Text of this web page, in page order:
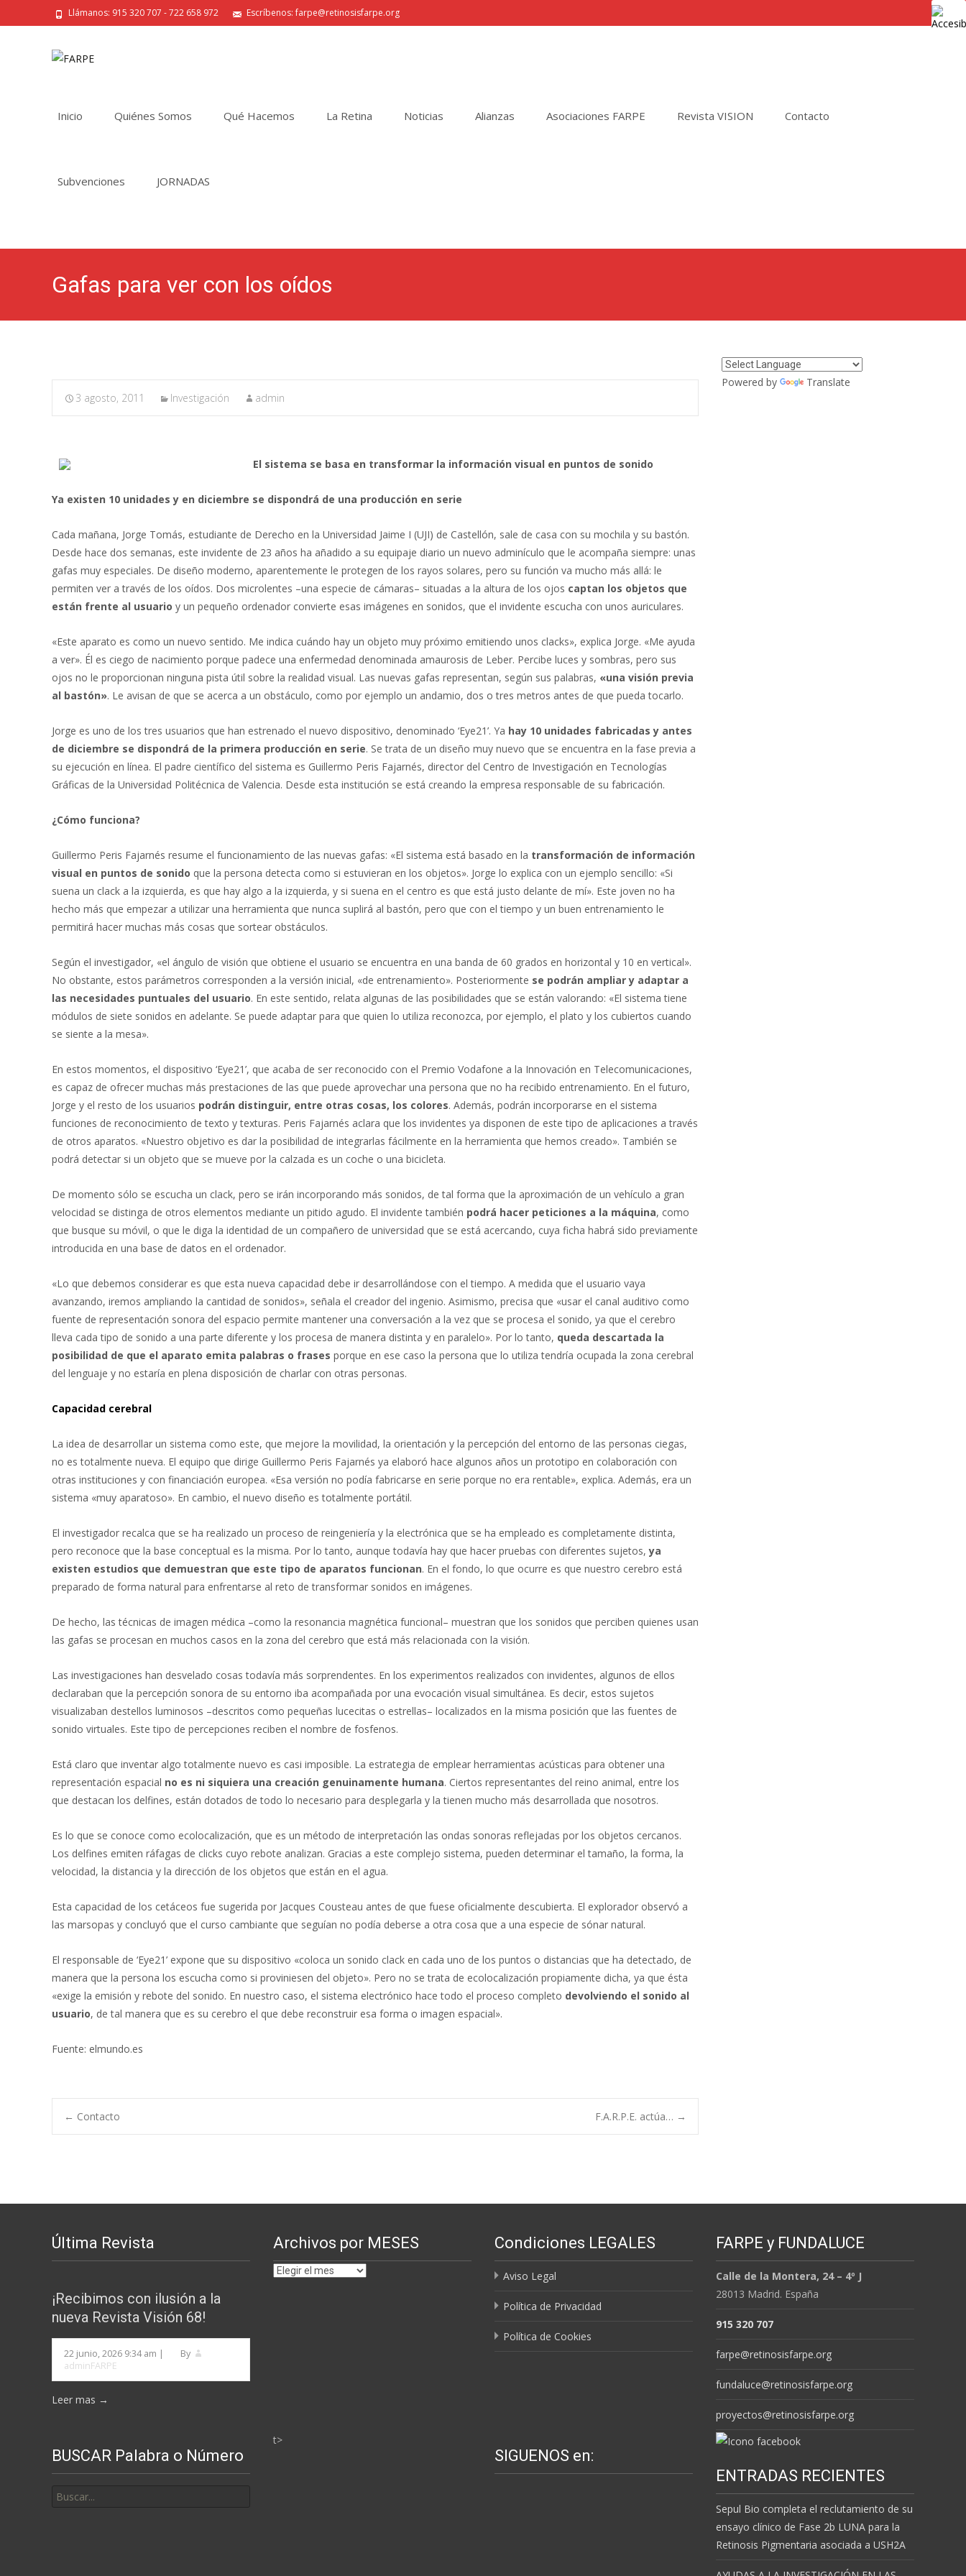
Llámanos: 915 320 707 - 722 658 972 Escríbenos: farpe@retinosisfarpe.org
Inicio Quiénes Somos Qué Hacemos La Retina Noticias Alianzas Asociaciones FARPE Revista VISION Contacto
Subvenciones JORNADAS
Gafas para ver con los oídos
3 agosto, 2011 Investigación admin
El sistema se basa en transformar la información visual en puntos de sonido
Ya existen 10 unidades y en diciembre se dispondrá de una producción en serie
Cada mañana, Jorge Tomás, estudiante de Derecho en la Universidad Jaime I (UJI) de Castellón, sale de casa con su mochila y su bastón.
Desde hace dos semanas, este invidente de 23 años ha añadido a su equipaje diario un nuevo adminículo que le acompaña siempre: unas
gafas muy especiales. De diseño moderno, aparentemente le protegen de los rayos solares, pero su función va mucho más allá: le
permiten ver a través de los oídos. Dos microlentes –una especie de cámaras– situadas a la altura de los ojos captan los objetos que
están frente al usuario y un pequeño ordenador convierte esas imágenes en sonidos, que el invidente escucha con unos auriculares.
«Este aparato es como un nuevo sentido. Me indica cuándo hay un objeto muy próximo emitiendo unos clacks», explica Jorge. «Me ayuda
a ver». Él es ciego de nacimiento porque padece una enfermedad denominada amaurosis de Leber. Percibe luces y sombras, pero sus
ojos no le proporcionan ninguna pista útil sobre la realidad visual. Las nuevas gafas representan, según sus palabras, «una visión previa
al bastón». Le avisan de que se acerca a un obstáculo, como por ejemplo un andamio, dos o tres metros antes de que pueda tocarlo.
Jorge es uno de los tres usuarios que han estrenado el nuevo dispositivo, denominado ‘Eye21’. Ya hay 10 unidades fabricadas y antes
de diciembre se dispondrá de la primera producción en serie. Se trata de un diseño muy nuevo que se encuentra en la fase previa a
su ejecución en línea. El padre científico del sistema es Guillermo Peris Fajarnés, director del Centro de Investigación en Tecnologías
Gráficas de la Universidad Politécnica de Valencia. Desde esta institución se está creando la empresa responsable de su fabricación.
¿Cómo funciona?
Guillermo Peris Fajarnés resume el funcionamiento de las nuevas gafas: «El sistema está basado en la transformación de información
visual en puntos de sonido que la persona detecta como si estuvieran en los objetos». Jorge lo explica con un ejemplo sencillo: «Si
suena un clack a la izquierda, es que hay algo a la izquierda, y si suena en el centro es que está justo delante de mí». Este joven no ha
hecho más que empezar a utilizar una herramienta que nunca suplirá al bastón, pero que con el tiempo y un buen entrenamiento le
permitirá hacer muchas más cosas que sortear obstáculos.
Según el investigador, «el ángulo de visión que obtiene el usuario se encuentra en una banda de 60 grados en horizontal y 10 en vertical».
No obstante, estos parámetros corresponden a la versión inicial, «de entrenamiento». Posteriormente se podrán ampliar y adaptar a
las necesidades puntuales del usuario. En este sentido, relata algunas de las posibilidades que se están valorando: «El sistema tiene
módulos de siete sonidos en adelante. Se puede adaptar para que quien lo utiliza reconozca, por ejemplo, el plato y los cubiertos cuando
se siente a la mesa».
En estos momentos, el dispositivo ‘Eye21’, que acaba de ser reconocido con el Premio Vodafone a la Innovación en Telecomunicaciones,
es capaz de ofrecer muchas más prestaciones de las que puede aprovechar una persona que no ha recibido entrenamiento. En el futuro,
Jorge y el resto de los usuarios podrán distinguir, entre otras cosas, los colores. Además, podrán incorporarse en el sistema
funciones de reconocimiento de texto y texturas. Peris Fajarnés aclara que los invidentes ya disponen de este tipo de aplicaciones a través
de otros aparatos. «Nuestro objetivo es dar la posibilidad de integrarlas fácilmente en la herramienta que hemos creado». También se
podrá detectar si un objeto que se mueve por la calzada es un coche o una bicicleta.
De momento sólo se escucha un clack, pero se irán incorporando más sonidos, de tal forma que la aproximación de un vehículo a gran
velocidad se distinga de otros elementos mediante un pitido agudo. El invidente también podrá hacer peticiones a la máquina, como
que busque su móvil, o que le diga la identidad de un compañero de universidad que se está acercando, cuya ficha habrá sido previamente
introducida en una base de datos en el ordenador.
«Lo que debemos considerar es que esta nueva capacidad debe ir desarrollándose con el tiempo. A medida que el usuario vaya
avanzando, iremos ampliando la cantidad de sonidos», señala el creador del ingenio. Asimismo, precisa que «usar el canal auditivo como
fuente de representación sonora del espacio permite mantener una conversación a la vez que se procesa el sonido, ya que el cerebro
lleva cada tipo de sonido a una parte diferente y los procesa de manera distinta y en paralelo». Por lo tanto, queda descartada la
posibilidad de que el aparato emita palabras o frases porque en ese caso la persona que lo utiliza tendría ocupada la zona cerebral
del lenguaje y no estaría en plena disposición de charlar con otras personas.
Capacidad cerebral
La idea de desarrollar un sistema como este, que mejore la movilidad, la orientación y la percepción del entorno de las personas ciegas,
no es totalmente nueva. El equipo que dirige Guillermo Peris Fajarnés ya elaboró hace algunos años un prototipo en colaboración con
otras instituciones y con financiación europea. «Esa versión no podía fabricarse en serie porque no era rentable», explica. Además, era un
sistema «muy aparatoso». En cambio, el nuevo diseño es totalmente portátil.
El investigador recalca que se ha realizado un proceso de reingeniería y la electrónica que se ha empleado es completamente distinta,
pero reconoce que la base conceptual es la misma. Por lo tanto, aunque todavía hay que hacer pruebas con diferentes sujetos,ya
existen estudios que demuestran que este tipo de aparatos funcionan. En el fondo, lo que ocurre es que nuestro cerebro está
preparado de forma natural para enfrentarse al reto de transformar sonidos en imágenes.
De hecho, las técnicas de imagen médica –como la resonancia magnética funcional– muestran que los sonidos que perciben quienes usan
las gafas se procesan en muchos casos en la zona del cerebro que está más relacionada con la visión.
Las investigaciones han desvelado cosas todavía más sorprendentes. En los experimentos realizados con invidentes, algunos de ellos
declaraban que la percepción sonora de su entorno iba acompañada por una evocación visual simultánea. Es decir, estos sujetos
visualizaban destellos luminosos –descritos como pequeñas lucecitas o estrellas– localizados en la misma posición que las fuentes de
sonido virtuales. Este tipo de percepciones reciben el nombre de fosfenos.
Está claro que inventar algo totalmente nuevo es casi imposible. La estrategia de emplear herramientas acústicas para obtener una
representación espacial no es ni siquiera una creación genuinamente humana. Ciertos representantes del reino animal, entre los
que destacan los delfines, están dotados de todo lo necesario para desplegarla y la tienen mucho más desarrollada que nosotros.
Es lo que se conoce como ecolocalización, que es un método de interpretación las ondas sonoras reflejadas por los objetos cercanos.
Los delfines emiten ráfagas de clicks cuyo rebote analizan. Gracias a este complejo sistema, pueden determinar el tamaño, la forma, la
velocidad, la distancia y la dirección de los objetos que están en el agua.
Esta capacidad de los cetáceos fue sugerida por Jacques Cousteau antes de que fuese oficialmente descubierta. El explorador observó a
las marsopas y concluyó que el curso cambiante que seguían no podía deberse a otra cosa que a una especie de sónar natural.
El responsable de ‘Eye21’ expone que su dispositivo «coloca un sonido clack en cada uno de los puntos o distancias que ha detectado, de
manera que la persona los escucha como si proviniesen del objeto». Pero no se trata de ecolocalización propiamente dicha, ya que ésta
«exige la emisión y rebote del sonido. En nuestro caso, el sistema electrónico hace todo el proceso completo devolviendo el sonido al
usuario, de tal manera que es su cerebro el que debe reconstruir esa forma o imagen espacial».
Fuente: elmundo.es
Navegación
entradas
← Contacto F.A.R.P.E. actúa… →
Powered by Translate
Última Revista
¡Recibimos con ilusión a la
nueva Revista Visión 68!
22 junio, 2026 9:34 am |
By
adminFARPE
Leer mas →
Archivos por MESES
Archivos
Condiciones LEGALES
Aviso Legal
Política de Privacidad
Política de Cookies
FARPE y FUNDALUCE
Calle de la Montera, 24 – 4º J
28013 Madrid. España
915 320 707
farpe@retinosisfarpe.org
fundaluce@retinosisfarpe.org
proyectos@retinosisfarpe.org
BUSCAR Palabra o Número
por:
t>
SIGUENOS en:
ENTRADAS RECIENTES
Sepul Bio completa el reclutamiento de su
ensayo clínico de Fase 2b LUNA para la
Retinosis Pigmentaria asociada a USH2A